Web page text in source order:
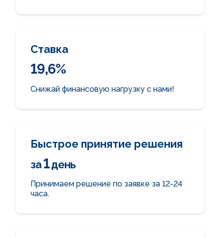
Ставка
19,6%
Снижай финансовую нагрузку с нами!
Быстрое принятие решения
за1день
Принимаем решение по заявке за 12-24
часа.